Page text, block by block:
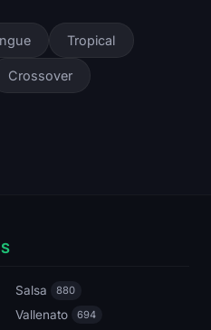
Tropical
Crossover
Salsa 880
Vallenato 694